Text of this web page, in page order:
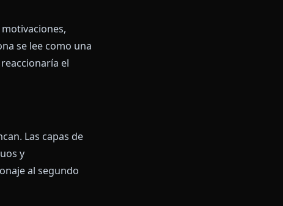
20.
distinto en ficción larga.
típica de chatbots
voz, motivaciones,